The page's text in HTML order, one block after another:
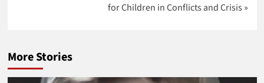
for Children in Conflicts and Crisis »
More Stories